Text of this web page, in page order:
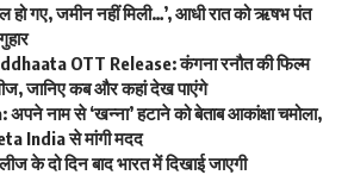
हो गए, जमीन नहीं मिली…’, आधी रात को ऋषभ पंत
OTT Release: कंगना रनौत की फिल्म
जानिए कब और कहां देख पाएंगे
नाम से ‘खन्ना’ हटाने को बेताब आकांक्षा चमोला,
India से मांगी मदद
के दो दिन बाद भारत में दिखाई जाएगी